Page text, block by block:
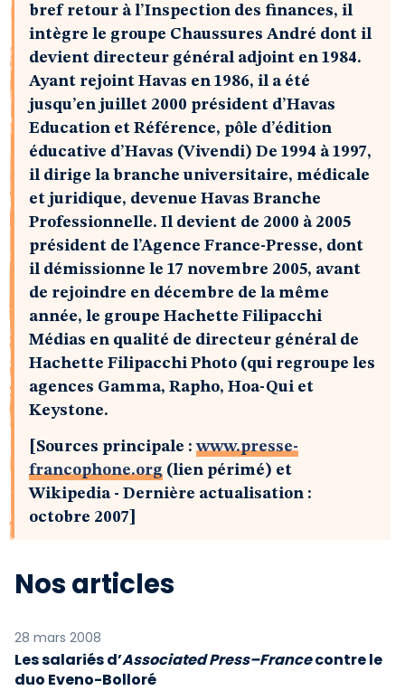
bref retour à l’Inspection des finances, il
intègre le groupe Chaussures André dont il
devient directeur général adjoint en 1984.
Ayant rejoint Havas en 1986, il a été
jusqu’en juillet 2000 président d’Havas
Education et Référence, pôle d’édition
éducative d’Havas (Vivendi) De 1994 à 1997,
il dirige la branche universitaire, médicale
et juridique, devenue Havas Branche
Professionnelle. Il devient de 2000 à 2005
président de l’Agence France-Presse, dont
il démissionne le 17 novembre 2005, avant
de rejoindre en décembre de la même
année, le groupe Hachette Filipacchi
Médias en qualité de directeur général de
Hachette Filipacchi Photo (qui regroupe les
agences Gamma, Rapho, Hoa-Qui et
Keystone.
[Sources principale :www.presse-
francophone.org (lien périmé) et
Wikipedia - Dernière actualisation :
octobre 2007]
Nos articles
28 mars 2008
Les salariés d’Associated Press–Francecontre le
duo Eveno-Bolloré